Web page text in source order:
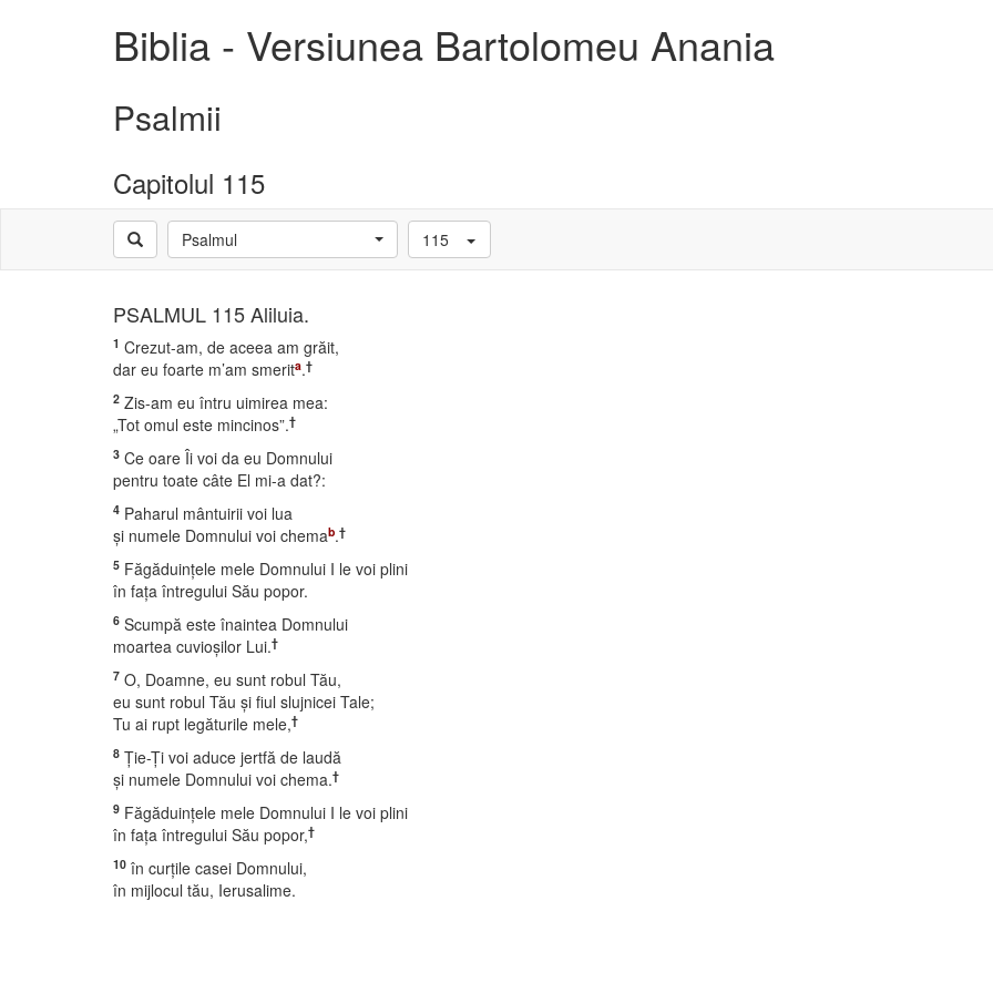
Biblia - Versiunea Bartolomeu Anania
Psalmii
Capitolul 115
Psalmul 115
PSALMUL 115 Aliluia.
1 Crezut-am, de aceea am grăit,
dar eu foarte m’am smerita.†
2 Zis-am eu întru uimirea mea:
„Tot omul este mincinos”.†
3 Ce oare Îi voi da eu Domnului
pentru toate câte El mi-a dat?:
4 Paharul mântuirii voi lua
şi numele Domnului voi chemab.†
5 Făgăduinţele mele Domnului I le voi plini
în faţa întregului Său popor.
6 Scumpă este înaintea Domnului
moartea cuvioşilor Lui.†
7 O, Doamne, eu sunt robul Tău,
eu sunt robul Tău şi fiul slujnicei Tale;
Tu ai rupt legăturile mele,†
8 Ţie-Ţi voi aduce jertfă de laudă
şi numele Domnului voi chema.†
9 Făgăduinţele mele Domnului I le voi plini
în faţa întregului Său popor,†
10 în curţile casei Domnului,
în mijlocul tău, Ierusalime.